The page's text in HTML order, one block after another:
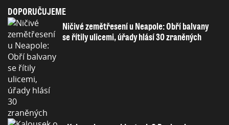
DOPORUČUJEME
Ničivé zemětřesení u Neapole: Obří balvany
se řítily ulicemi, úřady hlásí 30 zraněných